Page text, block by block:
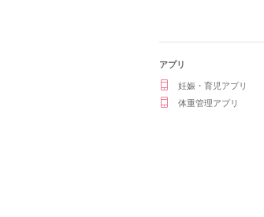
アプリ
妊娠・育児アプリ
体重管理アプリ